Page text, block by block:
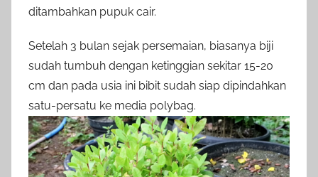
ditambahkan pupuk cair.
Setelah 3 bulan sejak persemaian, biasanya biji
sudah tumbuh dengan ketinggian sekitar 15-20
cm dan pada usia ini bibit sudah siap dipindahkan
satu-persatu ke media polybag.